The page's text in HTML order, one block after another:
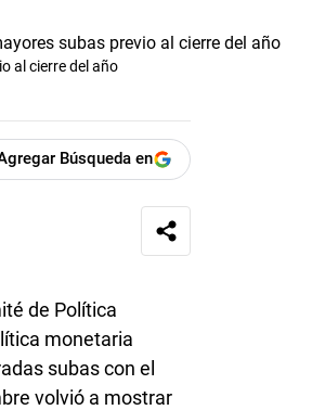
al cierre del año
Búsqueda en
de Política
monetaria
subas con el
volvió a mostrar